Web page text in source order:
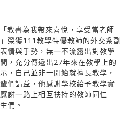
教書為我帶來喜悅，享受當老師
榮獲111教學特優教師的外交系副
情與手勢，無一不流露出對教學
，充分傳遞出27年來在教學上的
，自己並非一開始就擅長教學，
們請益，他感謝學校給予教學實
謝一路上相互扶持的教師同仁
們。